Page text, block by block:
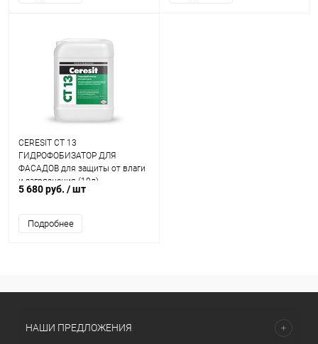
CERESIT CT 13
ГИДРОФОБИЗАТОР ДЛЯ
ФАСАДОВ для защиты от влаги
и загрязнения (10л)
5 680 руб. / шт
Подробнее
НАШИ ПРЕДЛОЖЕНИЯ